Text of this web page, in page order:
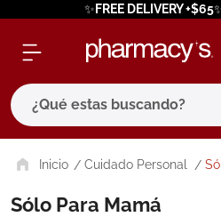
✨FREE DELIVERY
¿Qué estas buscando?
Cuidado Personal
Sólo Para Mamá
términos más buscados
eucerin